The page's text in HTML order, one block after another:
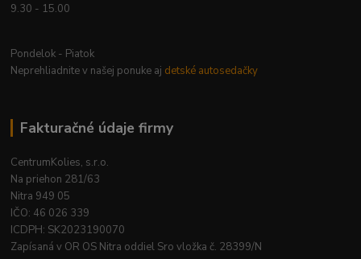
9.30 - 15.00
Pondelok - Piatok
Neprehliadnite v našej ponuke aj detské autosedačky
Fakturačné údaje firmy
CentrumKolies, s.r.o.
Na priehon 281/63
Nitra 949 05
IČO: 46 026 339
ICDPH: SK2023190070
Zapísaná v OR OS Nitra oddiel Sro vložka č. 28399/N